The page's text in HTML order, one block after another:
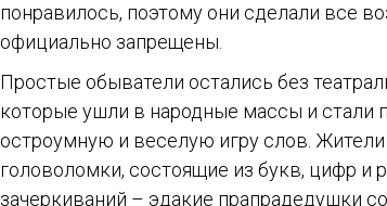
понравилось, поэтому они сделали все
официально запрещены.
Простые обыватели остались без
которые ушли в народные массы и стали
остроумную и веселую игру слов.
головоломки, состоящие из букв, цифр и
зачеркиваний – эдакие прапрадедушки